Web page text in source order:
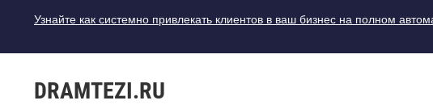
Узнайте как системно привлекать клиентов в ваш бизнес на полном
DRAMTEZI.RU